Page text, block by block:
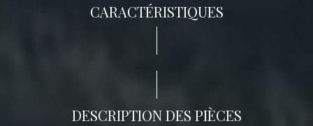
CARACTÉRISTIQUES
DESCRIPTION DES PIÈCES